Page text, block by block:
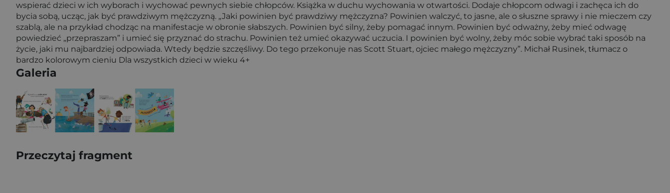
wspierać dzieci w ich wyborach i wychować pewnych siebie chłopców. Książka w duchu wychowania w otwartości. Dodaje chłopcom odwagi i zachęca ich do
bycia sobą, ucząc, jak być prawdziwym mężczyzną. „Jaki powinien być prawdziwy mężczyzna? Powinien walczyć, to jasne, ale o słuszne sprawy i nie mieczem czy
szablą, ale na przykład chodząc na manifestacje w obronie słabszych. Powinien być silny, żeby pomagać innym. Powinien być odważny, żeby mieć odwagę
powiedzieć „przepraszam” i umieć się przyznać do strachu. Powinien też umieć okazywać uczucia. I powinien być wolny, żeby móc sobie wybrać taki sposób na
życie, jaki mu najbardziej odpowiada. Wtedy będzie szczęśliwy. Do tego przekonuje nas Scott Stuart, ojciec małego mężczyzny”. Michał Rusinek, tłumacz o
bardzo kolorowym cieniu Dla wszystkich dzieci w wieku 4+
Galeria
Przeczytaj fragment